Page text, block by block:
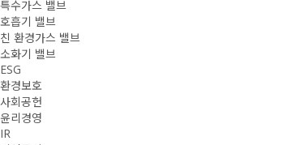
특수가스 밸브
호흡기 밸브
친 환경가스 밸브
소화기 밸브
ESG
환경보호
사회공헌
윤리경영
IR